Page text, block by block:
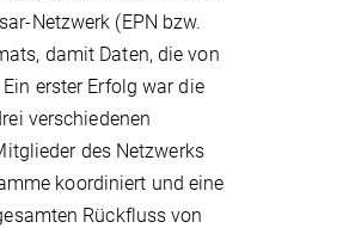
Netzwerk (EPN bzw.
damit Daten, die von
erster Erfolg war die
verschiedenen
des Netzwerks
koordiniert und eine
Rückfluss von